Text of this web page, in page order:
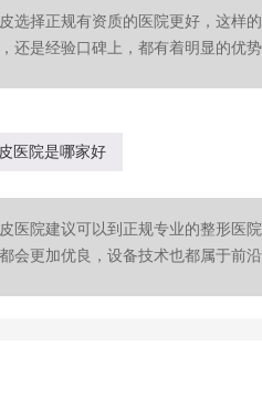
选择正规有资质的医院更好，这样
还是经验口碑上，都有着明显的优
医院是哪家好
医院建议可以到正规专业的整形医
会更加优良，设备技术也都属于前